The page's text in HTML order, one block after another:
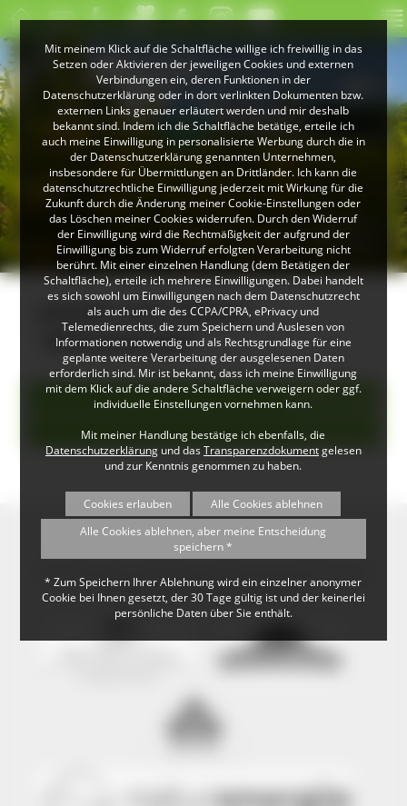
Im Naturpark Südschwarzwald
© Peter Mesenholl
Inhalte zum Thema
"Klimawandel"
Alle Einträge
Museen (1)
freundlicher Unterstützung von
Mit meinem Klick auf die Schaltfläche willige ich freiwillig in das
Setzen oder Aktivieren der jeweiligen Cookies und externen
Verbindungen ein, deren Funktionen in der
Datenschutzerklärung oder in dort verlinkten Dokumenten bzw.
externen Links genauer erläutert werden und mir deshalb
bekannt sind. Indem ich die Schaltfläche betätige, erteile ich
auch meine Einwilligung in personalisierte Werbung durch die in
der Datenschutzerklärung genannten Unternehmen,
insbesondere für Übermittlungen an Drittländer. Ich kann die
datenschutzrechtliche Einwilligung jederzeit mit Wirkung für die
Zukunft durch die Änderung meiner Cookie-Einstellungen oder
das Löschen meiner Cookies widerrufen. Durch den Widerruf
der Einwilligung wird die Rechtmäßigkeit der aufgrund der
Einwilligung bis zum Widerruf erfolgten Verarbeitung nicht
berührt. Mit einer einzelnen Handlung (dem Betätigen der
Schaltfläche), erteile ich mehrere Einwilligungen. Dabei handelt
es sich sowohl um Einwilligungen nach dem Datenschutzrecht
als auch um die des CCPA/CPRA, ePrivacy und
Telemedienrechts, die zum Speichern und Auslesen von
Informationen notwendig und als Rechtsgrundlage für eine
geplante weitere Verarbeitung der ausgelesenen Daten
erforderlich sind. Mir ist bekannt, dass ich meine Einwilligung
mit dem Klick auf die andere Schaltfläche verweigern oder ggf.
individuelle Einstellungen vornehmen kann.
Mit meiner Handlung bestätige ich ebenfalls, die
Datenschutzerklärungund dasTransparenzdokumentgelesen
und zur Kenntnis genommen zu haben.
Cookies erlauben
Alle Cookies ablehnen
Alle Cookies ablehnen, aber meine Entscheidung
speichern *
* Zum Speichern Ihrer Ablehnung wird ein einzelner anonymer
Cookie bei Ihnen gesetzt, der 30 Tage gültig ist und der keinerlei
persönliche Daten über Sie enthält.